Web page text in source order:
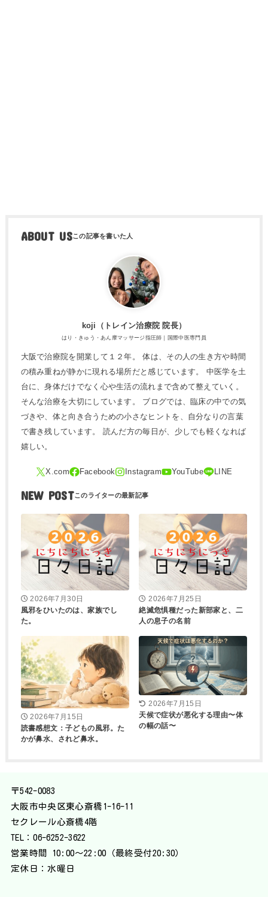
ABOUT US
koji（トレ​イン治療院 院長）
はり・きゅう・あん摩マッサージ指圧師｜国際中医専門員
大阪で治療院を開業して１２年。 体は、その人の生き方や時間
の積み重ねが静かに現れる場所だと感じています。 中医学を土
台に、身体だけでなく心や生活の流れまで含めて整えていく。
そんな治療を大切にしています。 ブログでは、臨床の中での気
づきや、体と向き合うための小さなヒントを、自分なりの言葉
で書き残しています。 読んだ方の毎日が、少しでも軽くなれば
嬉しい。
NEW POST
2026年7月30日
風邪をひいたのは、家族でし
た。
2026年7月25日
絶滅危惧種だった新部家と、二
人の息子の名前
2026年7月15日
読書感想文：子どもの風邪。た
かが鼻水、されど鼻水。
2026年7月15日
天候で症状が悪化する理由〜体
の幅の話〜
〒542-0083
大阪市中央区東心斎橋1-16-11
セクレール心斎橋4階
TEL：06-6252-3622
営業時間 10:00〜22:00（最終受付20:30）
定休日：水曜日